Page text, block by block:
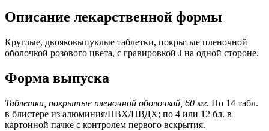
Описание лекарственной формы
Круглые, двояковыпуклые таблетки, покрытые пленочной
оболочкой розового цвета, с гравировкой J на одной стороне.
Форма выпуска
Таблетки, покрытые пленочной оболочкой, 60 мг. По 14 табл.
в блистере из алюминия/ПВХ/ПВДХ; по 4 или 12 бл. в
картонной пачке с контролем первого вскрытия.